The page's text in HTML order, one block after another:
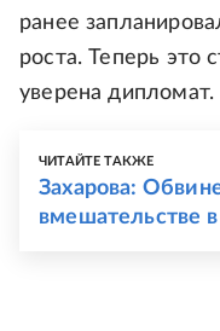
ранее
роста. Теперь это
уверена дипломат.
ЧИТАЙТЕ ТАКЖЕ
Захарова:
вмешательстве